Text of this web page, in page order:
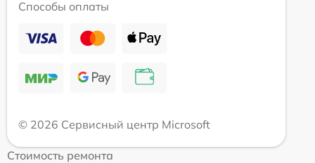
Способы оплаты
© 2026 Сервисный центр Microsoft
Стоимость ремонта